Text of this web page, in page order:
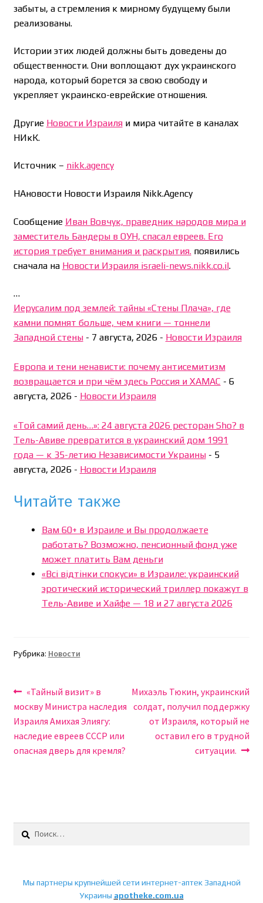
забыты, а стремления к мирному будущему были
реализованы.
Истории этих людей должны быть доведены до
общественности. Они воплощают дух украинского
народа, который борется за свою свободу и
укрепляет украинско-еврейские отношения.
Другие Новости Израиляи мира читайте в каналах
НИкК.
Источник – nikk.agency
НАновости Новости Израиля Nikk.Agency
Сообщение Иван Вовчук, праведник народов мира и
заместитель Бандеры в ОУН, спасал евреев. Его
история требует внимания и раскрытия.появились
сначала на Новости Израиля israeli-news.nikk.co.il.
…
Иерусалим под землей: тайны «Стены Плача», где
камни помнят больше, чем книги — тоннели
Западной стены- 7 августа, 2026- Новости Израиля
Европа и тени ненависти: почему антисемитизм
возвращается и при чём здесь Россия и ХАМАС - 6
августа, 2026- Новости Израиля
«Той самий день…»: 24 августа 2026 ресторан Sho? в
Тель-Авиве превратится в украинский дом 1991
года — к 35-летию Независимости Украины- 5
августа, 2026- Новости Израиля
Читайте также
Вам 60+ в Израиле и Вы продолжаете
работать? Возможно, пенсионный фонд уже
может платить Вам деньги
«Всі відтінки спокуси» в Израиле: украинский
эротический исторический триллер покажут в
Тель-Авиве и Хайфе — 18 и 27 августа 2026
Рубрика: Новости
Навигация
по
записям
Предыдущая
запись:
«Тайный визит» в
москву Министра наследия
Израиля Амихая Элиягу:
наследие евреев СССР или
опасная дверь для кремля?
Следующая
запись:
Михаэль Тюкин, украинский
солдат, получил поддержку
от Израиля, который не
оставил его в трудной
ситуации.
Найти:
Мы партнеры крупнейшей сети интернет-аптек Западной
Украины apotheke.com.ua